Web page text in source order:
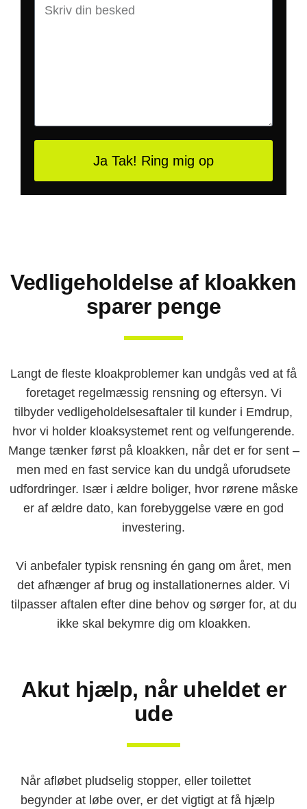
Ja Tak! Ring mig op
Vedligeholdelse af kloakken
sparer penge
Langt de fleste kloakproblemer kan undgås ved at få
foretaget regelmæssig rensning og eftersyn. Vi
tilbyder vedligeholdelsesaftaler til kunder i Emdrup,
hvor vi holder kloaksystemet rent og velfungerende.
Mange tænker først på kloakken, når det er for sent –
men med en fast service kan du undgå uforudsete
udfordringer. Især i ældre boliger, hvor rørene måske
er af ældre dato, kan forebyggelse være en god
investering.
Vi anbefaler typisk rensning én gang om året, men
det afhænger af brug og installationernes alder. Vi
tilpasser aftalen efter dine behov og sørger for, at du
ikke skal bekymre dig om kloakken.
Akut hjælp, når uheldet er
ude
Når afløbet pludselig stopper, eller toilettet
begynder at løbe over, er det vigtigt at få hjælp